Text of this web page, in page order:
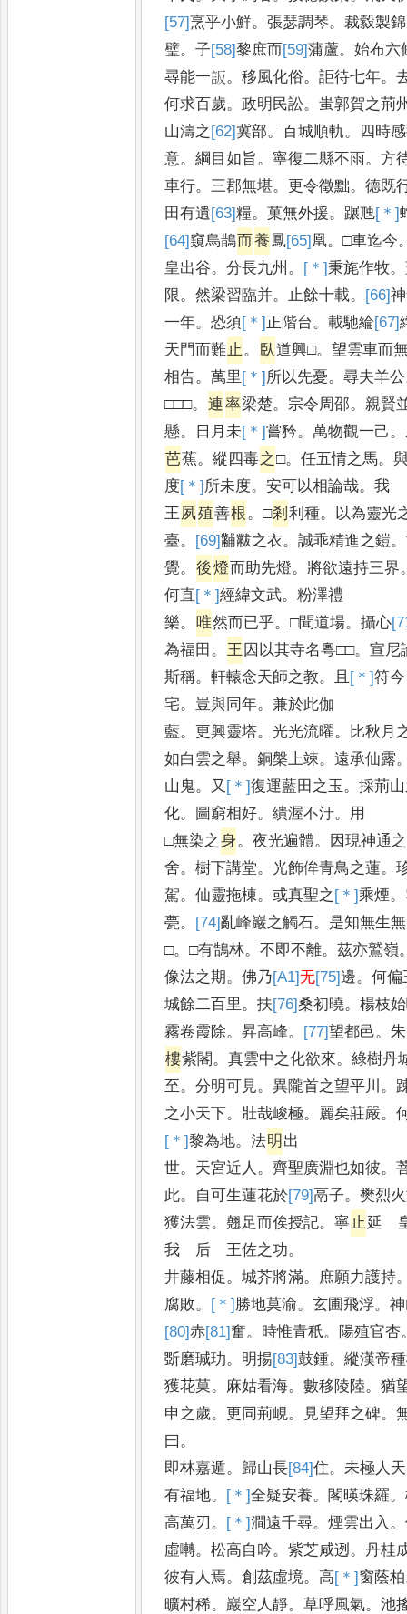
[57]烹乎小鮮。張瑟調琴。 裁縠製錦
璧。子[58]黎庶而[59]蒲蘆。始布六
尋能一䛀。移風化俗。詎待七年。
何求百歲。政明民訟。蚩郭賀之荊
山濤之[62]冀部。百城順軌 。
四時
意。綱目如旨 。寧復二縣不雨。方
車行。 三郡無堪。更令徵黜。德既
田有遺[63]糧。菓無外援。 蹍虺[＊]
[64]窺烏鵲而養 鳳[65]凰。□車迄今
皇出谷。分長九州 。 [＊]秉旄作牧。
限 。然梁習臨并。 止餘十載。 [66]神
一年。恐須[＊]正階台 。載馳綸[67]
天門而難 止 。 臥道興□。望雲車而
相告。萬里[＊]所以先憂。尋夫羊公
□□□。 連率梁楚。 宗令周邵。 親賢
懸。 日月未[＊]嘗矜。萬物觀一己 。
芭蕉。縱四毒之□。任五情之馬。
度[＊]所未度。安可以相論哉。我
王 夙殖善根 。□剎 利種。
以為靈光
臺。 [69]黼黻之衣。誠乖精進之鎧。
覺。 後燈而助先燈。 將欲遠持三界
何直[＊]經緯文武。粉澤禮
樂。 唯然而已乎。□聞道場。攝心
為福田 。 王 因以其寺名粵□□。宣尼
斯稱。軒轅念天師之教。 且 [＊]符
宅。 豈與同年。兼於此伽
藍。更興靈塔。光光流曜。
比秋月
如白雲之舉。銅槃上竦。遠承仙露
山鬼。 又 [＊]復運藍田之玉 。採荊
化。 圖窮相好。繢渥不汙。
用
□無染之身 。夜光遍體。
因現神通
舍。樹下講堂。光飾侔青鳥之蓮。
駕。仙靈拖棟。或真聖之[＊]乘煙。
甍。 [74]亂峰巖之觸石。 是知無生無
□。□有鵠林。不即不離。茲亦鷲嶺
像法之期。佛乃[A1]无[75]邊。何偏
城餘二百里 。扶[76]桑初曉。楊枝
霧卷霞除。昇高峰。 [77]望都邑。朱
樓紫閣 。真雲中之化欲來。綠樹丹
至。分明可見。異隴首之望平川 。
之小天下。 壯哉峻極。 麗矣莊嚴。
[＊]黎為地。法明 出
世。 天宮近人 。齊聖廣淵也如彼。
此。 自可生蓮花於[79]鬲子。樊烈
獲法雲。 翹足而俟授記。寧 止延
我 后 王佐之功。
井藤相促 。城芥將滿。 庶願力護持
腐敗。 [＊]勝地莫渝。玄圃飛浮。
[80]赤[81]奮。 時惟青秖。 陽殖官杏
斲磨瑊玏。 明揚[83]鼓鍾。縱漢帝
獲花菓。 麻姑看海。數移陵陸。猶
申之歲。更同荊峴。 見望拜之碑。
曰 。
即林嘉遁。 歸山長[84]住。 未極人天
有福地。 [＊]全疑安養。 閣暎珠羅。
高萬刃 。 [＊]澗遠千尋。煙雲出入 。
虛囀。松高自吟。紫芝咸迾 。丹桂
彼有人焉。創茲虛境。高[＊]窗蔭柏
曠村稀。 巖空人靜。草呼風氣。池